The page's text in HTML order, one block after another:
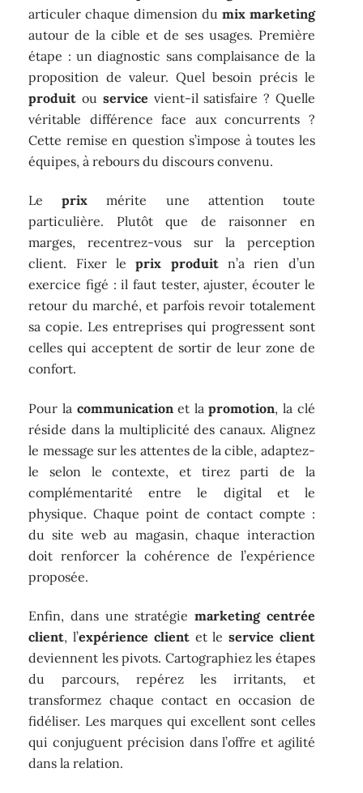
articuler chaque dimension du mix marketing
autour de la cible et de ses usages. Première
étape : un diagnostic sans complaisance de la
proposition de valeur. Quel besoin précis le
produit ou service vient-il satisfaire ? Quelle
véritable différence face aux concurrents ?
Cette remise en question s’impose à toutes les
équipes, à rebours du discours convenu.
Leprix mérite une attention toute
particulière. Plutôt que de raisonner en
marges, recentrez-vous sur la perception
client. Fixer leprix produitn’a rien d’un
exercice figé : il faut tester, ajuster, écouter le
retour du marché, et parfois revoir totalement
sa copie. Les entreprises qui progressent sont
celles qui acceptent de sortir de leur zone de
confort.
Pour la communicationet lapromotion, la clé
réside dans la multiplicité des canaux. Alignez
le message sur les attentes de la cible, adaptez-
le selon le contexte, et tirez parti de la
complémentarité entre le digital et le
physique. Chaque point de contact compte :
du site web au magasin, chaque interaction
doit renforcer la cohérence de l’expérience
proposée.
Enfin, dans une stratégie marketing centrée
client, l’expérience clientet le service client
deviennent les pivots. Cartographiez les étapes
du parcours, repérez les irritants, et
transformez chaque contact en occasion de
fidéliser. Les marques qui excellent sont celles
qui conjuguent précision dans l’offre et agilité
dans la relation.